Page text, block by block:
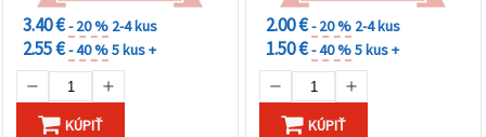
a domáce dekorácie
3.40 €- 20 % 2-4 kus
2.55 €- 40 %5 kus +
KÚPIŤ
2.00 €- 20 % 2-4 kus
1.50 €- 40 %5 kus +
KÚPIŤ